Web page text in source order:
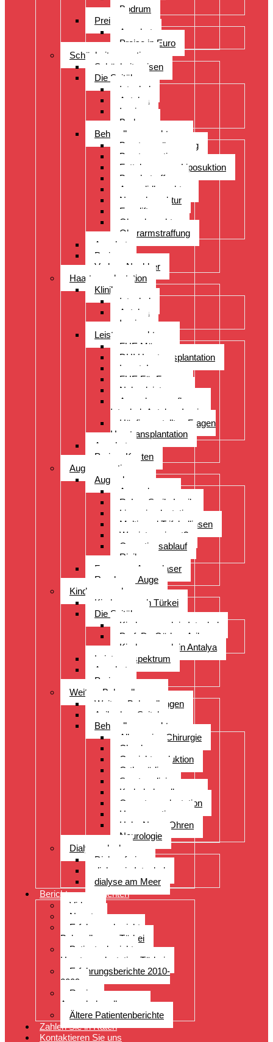
Bodrum
Preise
Angebot
Preise in Euro
Schönheitsoperation
Schönheitsreisen
Die Spitäler
Istanbul
Antalya
Izmir
Bodrum
Behandlungsspektrum
Brustvergrösserung
Brustoperationen
Fettabsaugung Liposuktion
Bauchstraffung
Augenlidkorrektur
Nasenkorrektur
Faceliftung
Ohrenkorrektur
Oberarmstraffung
Angebot
Preise
Vorher- Nachher
Haartransplantation
Kliniken
Istanbul
Antalya
Izmir
Leistungsspektrum
FUE Männer
DHI Haartransplantation
LongtoLong
FUE Für Frauen
Nebenleistungen
Augenbrauenpflanzung
Istanbul- Antalya- Izmir
Häufig gestellten Fragen
Haartransplantation
Angebot
Preise- Kosten
Augenoperation
Augen lasern
Augen lasern
ReLex Smile Lasik
Linsenimplantation
Multi- und Trifokallinsen
Wer ist geeignet?
Operationsablauf
Risiken
Fragen zu Augenlaser
Rund ums Auge
Kinderwunsch
Kinderwunsch Türkei
Die Spitäler
Kinderwunsch in Istanbul
Prof. Dr. Gürkan Arikan
Kinderwunsch in Antalya
Leistungsspektrum
Angebot
Preise
Weitere Behandlungen
Weitere Behandlungen
Acibadem Spital
Behandlungsspektrum
Allgemeine Chirurgie
Check-up
Gewichtsreduktion
Orthopädie
Sportmedizin
Krebsbehandlungen
Organtransplantation
Herzoperationen
Hals, Nase, Ohren
Neurologie
Dialyseurlaub
Dialyseferien
dialyse in Istanbul
dialyse am Meer
Berichte von Patienten
Videos
Neuste
Erfahrungsberichte
Behandlungen Türkei
Patientenberichte
Haartransplantation Türkei
Erfahrungsberichte 2010-
2009
Reviews
Augenbehandlungen
Ältere Patientenberichte
Zahlen Sie in Raten
Kontaktieren Sie uns